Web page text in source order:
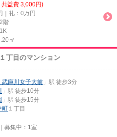
共益費 3,000円)
｜礼：0万円
階
㎡
丁目のマンション
武庫川女子大前 」駅 徒歩3分
」駅 徒歩10分
」駅 徒歩15分
町 １丁目
募集中： 1室